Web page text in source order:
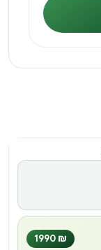
₪ 1990